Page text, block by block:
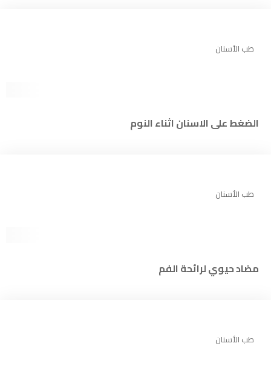
طب الأسنان
الضغط على الاسنان اثناء النوم
طب الأسنان
مضاد حيوي لرائحة الفم
طب الأسنان